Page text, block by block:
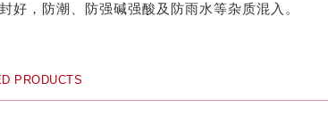
好，防潮、防强碱强酸及防雨水等杂质混入。
PRODUCTS